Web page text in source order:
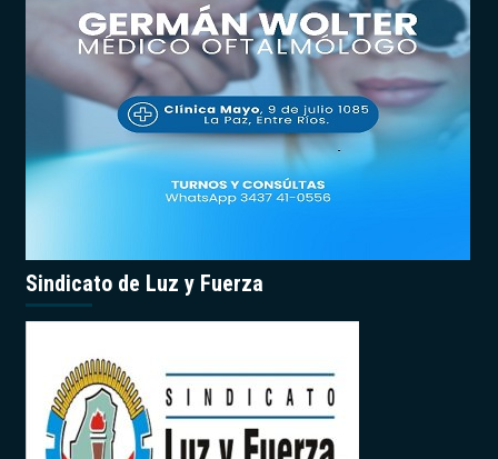
Sindicato de Luz y Fuerza